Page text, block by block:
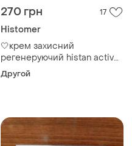
270 грн 17
Histomer
🤍крем захисний
регенеруючий histan active
protection spf50+ histomer
Другой